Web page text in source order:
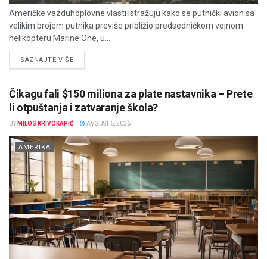
Američke vazduhoplovne vlasti istražuju kako se putnički avion sa
velikim brojem putnika previše približio predsedničkom vojnom
helikopteru Marine One, u...
SAZNAJTE VIŠEDETAILS
Čikagu fali $150 miliona za plate nastavnika – Prete
li otpuštanja i zatvaranje škola?
BY MILOS KRIVOKAPIĆ AVGUST 6, 2026
AMERIKA